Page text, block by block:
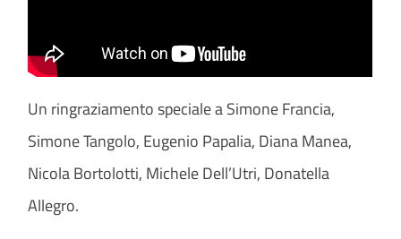
Un ringraziamento speciale a Simone Francia,
Simone Tangolo, Eugenio Papalia, Diana Manea,
Nicola Bortolotti, Michele Dell’Utri, Donatella
Allegro.